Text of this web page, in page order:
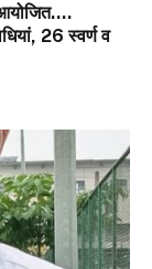
आयोजित….
26 स्वर्ण व